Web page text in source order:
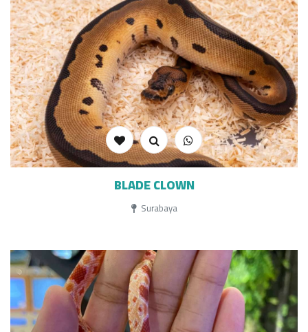
BLADE CLOWN
Surabaya